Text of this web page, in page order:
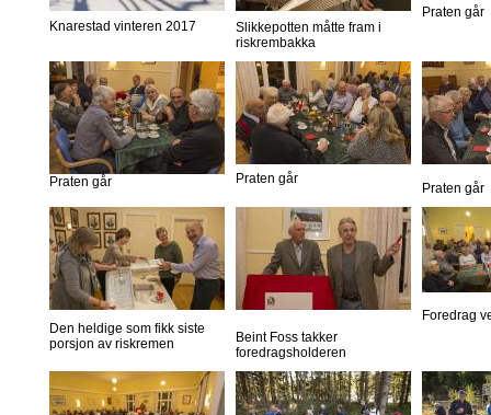
Knarestad vinteren 2017
Slikkepotten måtte fram i
riskrembakka
Praten går
Praten går Praten går
Praten går
Den heldige som fikk siste
porsjon av riskremen
Beint Foss takker
foredragsholderen
Foredrag